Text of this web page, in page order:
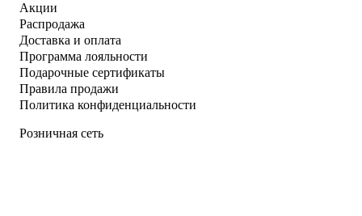
Акции
Распродажа
Доставка и оплата
Программа лояльности
Подарочные сертификаты
Правила продажи
Политика конфиденциальности
Розничная сеть